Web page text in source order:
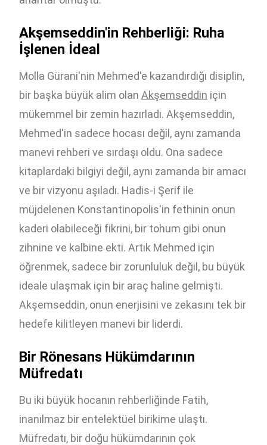
Akşemseddin'in Rehberliği: Ruha
İşlenen İdeal
Molla Gürani'nin Mehmed'e kazandırdığı disiplin,
bir başka büyük alim olan Akşemseddin için
mükemmel bir zemin hazırladı. Akşemseddin,
Mehmed'in sadece hocası değil, aynı zamanda
manevi rehberi ve sırdaşı oldu. Ona sadece
kitaplardaki bilgiyi değil, aynı zamanda bir amacı
ve bir vizyonu aşıladı. Hadis-i Şerif ile
müjdelenen Konstantinopolis'in fethinin onun
kaderi olabileceği fikrini, bir tohum gibi onun
zihnine ve kalbine ekti. Artık Mehmed için
öğrenmek, sadece bir zorunluluk değil, bu büyük
ideale ulaşmak için bir araç haline gelmişti.
Akşemseddin, onun enerjisini ve zekasını tek bir
hedefe kilitleyen manevi bir liderdi.
Bir Rönesans Hükümdarının
Müfredatı
Bu iki büyük hocanın rehberliğinde Fatih,
inanılmaz bir entelektüel birikime ulaştı.
Müfredatı, bir doğu hükümdarının çok